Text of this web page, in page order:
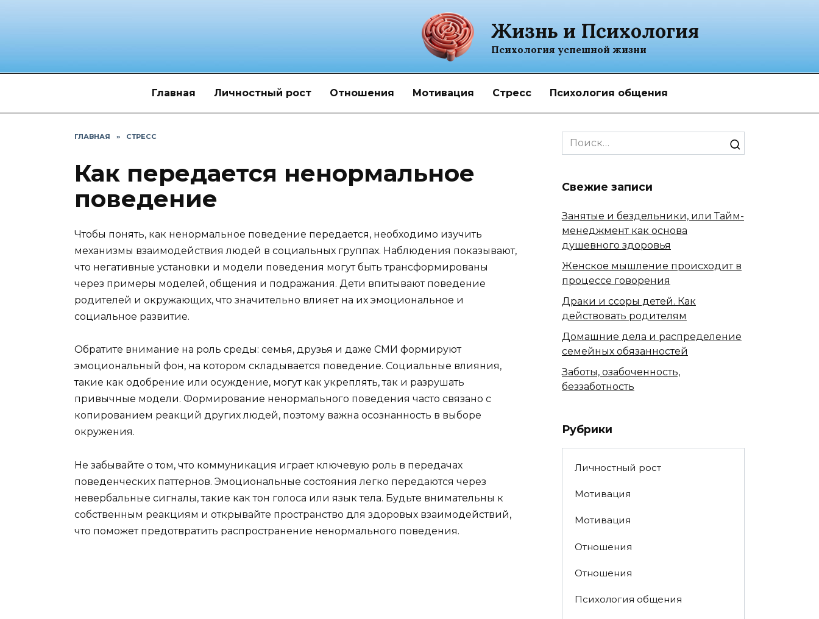
Жизнь и Психология
Психология успешной жизни
Главная Личностный рост Отношения Мотивация Стресс Психология общения
ГЛАВНАЯ » СТРЕСС
Как передается ненормальное
поведение
Чтобы понять, как ненормальное поведение передается, необходимо изучить
механизмы взаимодействия людей в социальных группах. Наблюдения показывают,
что негативные установки и модели поведения могут быть трансформированы
через примеры моделей, общения и подражания. Дети впитывают поведение
родителей и окружающих, что значительно влияет на их эмоциональное и
социальное развитие.
Обратите внимание на роль среды: семья, друзья и даже СМИ формируют
эмоциональный фон, на котором складывается поведение. Социальные влияния,
такие как одобрение или осуждение, могут как укреплять, так и разрушать
привычные модели. Формирование ненормального поведения часто связано с
копированием реакций других людей, поэтому важна осознанность в выборе
окружения.
Не забывайте о том, что коммуникация играет ключевую роль в передачах
поведенческих паттернов. Эмоциональные состояния легко передаются через
невербальные сигналы, такие как тон голоса или язык тела. Будьте внимательны к
собственным реакциям и открывайте пространство для здоровых взаимодействий,
что поможет предотвратить распространение ненормального поведения.
Search
for:
Свежие записи
Занятые и бездельники, или Тайм-
менеджмент как основа
душевного здоровья
Женское мышление происходит в
процессе говорения
Драки и ссоры детей. Как
действовать родителям
Домашние дела и распределение
семейных обязанностей
Заботы, озабоченность,
беззаботность
Рубрики
Личностный рост
Мотивация
Мотивация
Отношения
Отношения
Психология общения